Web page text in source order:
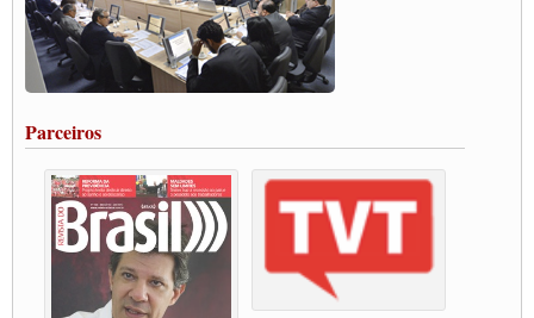
Paulinho, presidente da CNTTL, faz balanço do 3º Congresso da CNTTL
Caminhoneiros aprovam greve a partir do 1º de novembro
Rodoviários de Feira Santana fazem Assembleia para avaliar proposta de reajuste
salarial
Vacina Já: Lockdown de 24 horas dos trabalhadores em transportes está mantido,
Condutores de Guarulhos farão greve sanitária nesta terça-feira (20)
Paralisação dos Caminhoneiros na #BR285, entrocamento que liga o Mercosul ao
Rio Grande
Caminhoneiros bloqueiam duas faixas na Castello Branco e fazem protesto
Modal-Live #13 Aumento da Violência Contra Mulher e o Adoecimento da Classe
Trabalhadora em Tempos de Pandemia
Parceiros